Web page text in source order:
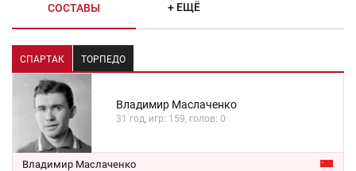
СОСТАВЫ + ЕЩЁ
СПАРТАК ТОРПЕДО
Владимир Маслаченко
31 год, игр: 159, голов: 0
Владимир Маслаченко